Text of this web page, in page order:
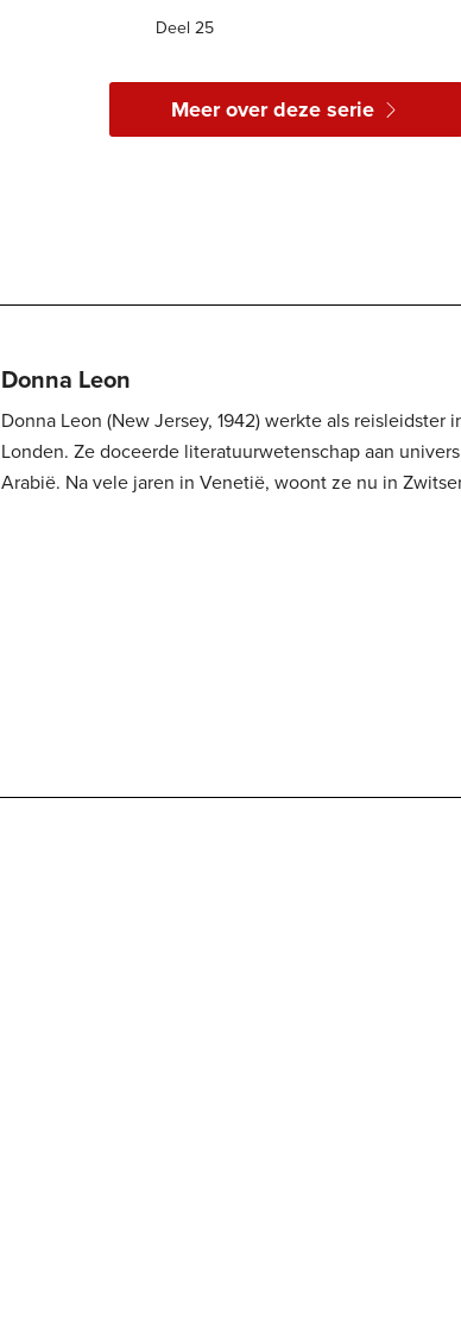
Deel 25
book
Meer over deze serie
Donna Leon
Donna Leon (New Jersey, 1942) werkte als reisleidster
Londen. Ze doceerde literatuurwetenschap aan universiteiten in Iran, China en Saudi-
Arabië. Na vele jaren in Venetië, woont ze nu in
regelmatig Venetië bezoekt. Haar boeken zijn